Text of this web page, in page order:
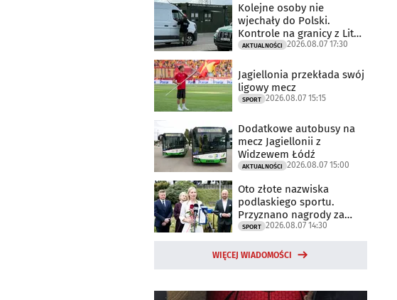
Kolejne osoby nie
wjechały do Polski.
Kontrole na granicy z Litwą
trwają
AKTUALNOŚCI 2026.08.07 17:30
Jagiellonia przekłada swój
ligowy mecz
SPORT 2026.08.07 15:15
Dodatkowe autobusy na
mecz Jagiellonii z
Widzewem Łódź
AKTUALNOŚCI 2026.08.07 15:00
Oto złote nazwiska
podlaskiego sportu.
Przyznano nagrody za
2025 rok
SPORT 2026.08.07 14:30
WIĘCEJ WIADOMOŚCI